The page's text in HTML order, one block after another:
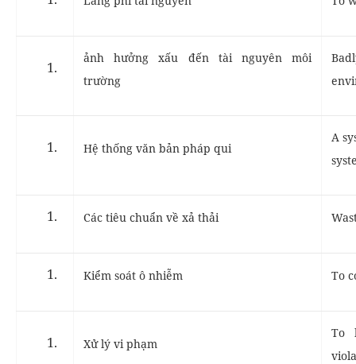
ảnh hưởng xấu đến tài nguyên môi
trường
Hệ thống văn bản pháp qui
A
Các tiêu chuẩn về xả thải
Kiểm soát ô nhiễm To
Xử lý vi phạm
To